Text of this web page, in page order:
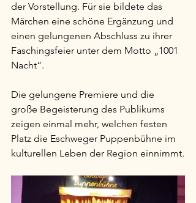
der Vorstellung. Für sie bildete das
Märchen eine schöne Ergänzung und
einen gelungenen Abschluss zu ihrer
Faschingsfeier unter dem Motto „1001
Nacht“.
Die gelungene Premiere und die
große Begeisterung des Publikums
zeigen einmal mehr, welchen festen
Platz die Eschweger Puppenbühne im
kulturellen Leben der Region einnimmt.